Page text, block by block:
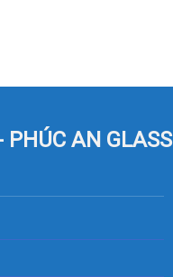
AN GLASS